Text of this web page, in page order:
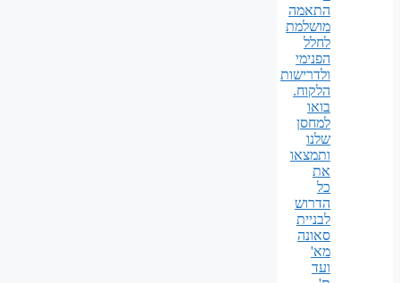
התאמה
מושלמת
לחלל
הפנימי
ולדרישות
הלקוח.
בואו
למחסן
שלנו
ותמצאו
את
כל
הדרוש
לבניית
סאונה
מא'
ועד